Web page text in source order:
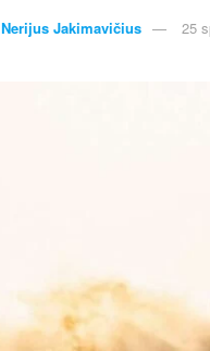
Nerijus Jakimavičius 25